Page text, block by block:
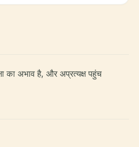
का अभाव है, और अप्रत्यक्ष पहुंच